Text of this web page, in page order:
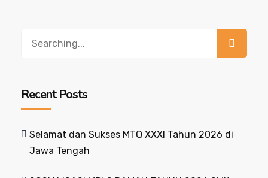
Recent Posts
Selamat dan Sukses MTQ XXXI Tahun 2026 di
Jawa Tengah